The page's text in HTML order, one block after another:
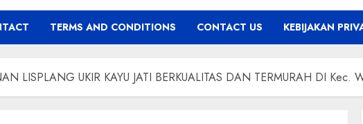
TERMS AND CONDITIONS CONTACT US KEBIJAKAN
LISPLANG UKIR KAYU JATI BERKUALITAS DAN TERMURAH DI Kec.